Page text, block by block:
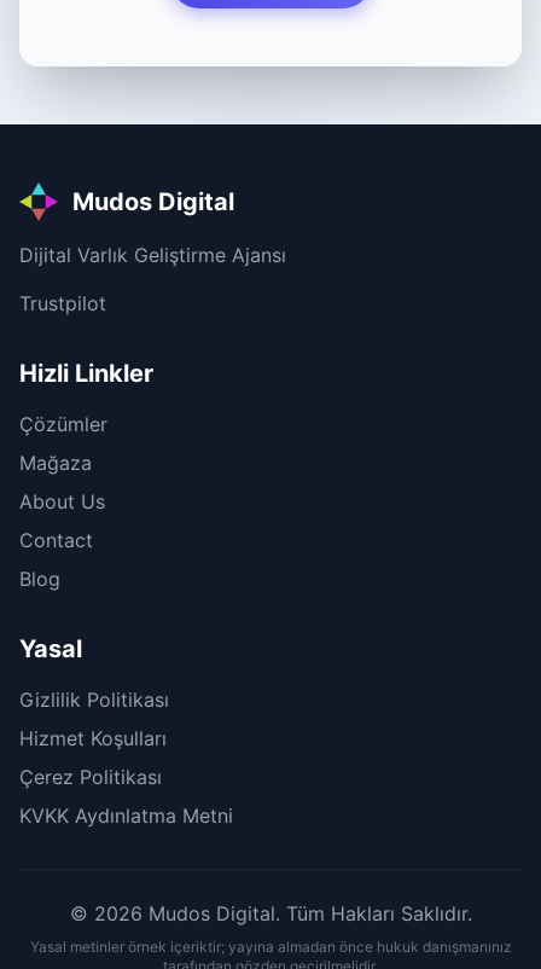
Mudos Digital
Dijital Varlık Geliştirme Ajansı
Trustpilot
Hizli Linkler
Çözümler
Mağaza
About Us
Contact
Blog
Yasal
Gizlilik Politikası
Hizmet Koşulları
Çerez Politikası
KVKK Aydınlatma Metni
© 2026 Mudos Digital. Tüm Hakları Saklıdır.
Yasal metinler örnek içeriktir; yayına almadan önce hukuk danışmanınız